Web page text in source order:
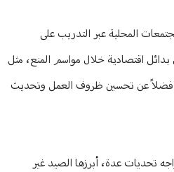
المحلية عبر التدريب على
اقتصادية خلال مواسم المنع، مثل
فضلاً عن تحسين ظروف العمل وتحديث
تحديات عدة، أبرزها الصيد غير